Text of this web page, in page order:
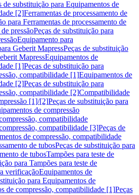
de substituição para Equipamentos de
[2]Ferramentas de processamento de
para Ferramentas de processamento de
pressãoPeças de substituição para
Equipamento para
Geberit MapressPeças de substituição
MapressEquipamentos de
[1]Peças de substituição para
compatibilidade [1]Equipamentos de
[2]Peças de substituição para
compatibilidade [2]Compatibilidade
[1]/[2]Peças de substituição para
de compressão
compatibilidade
compatibilidade [3]Peças de
de compressão, compatibilidade
de tubosPeças de substituição para
de tubosTampões para teste de
para Tampões para teste de
verificaçãoEquipamentos de
para Equipamentos de
de compressão, compatibilidade [1]Peças